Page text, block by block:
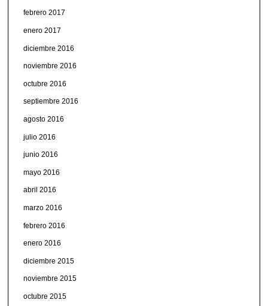
febrero 2017
enero 2017
diciembre 2016
noviembre 2016
octubre 2016
septiembre 2016
agosto 2016
julio 2016
junio 2016
mayo 2016
abril 2016
marzo 2016
febrero 2016
enero 2016
diciembre 2015
noviembre 2015
octubre 2015